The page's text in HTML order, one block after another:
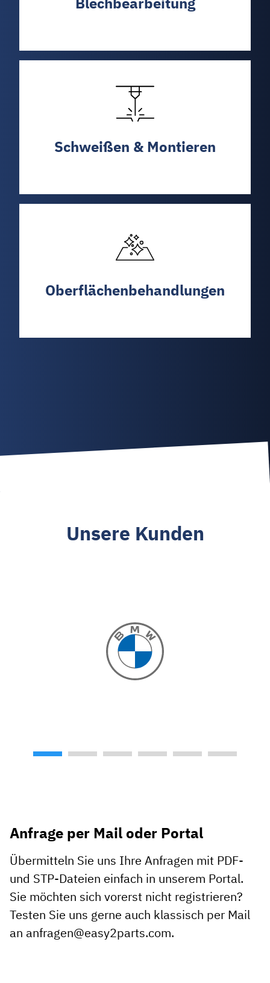
Schweißen & Montieren
Oberflächenbehandlungen
Unsere Kunden
Anfrage per Mail oder Portal
Übermitteln Sie uns Ihre Anfragen mit PDF-
und STP-Dateien einfach in unserem Portal.
Sie möchten sich vorerst nicht registrieren?
Testen Sie uns gerne auch klassisch per Mail
an anfragen@easy2parts.com.